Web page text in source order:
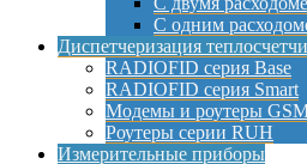
С одним
Диспетчеризация
RADIOFID серия Base
RADIOFID серия Smart
Модемы и роутеры
Роутеры серии RUH
Измерительные приборы